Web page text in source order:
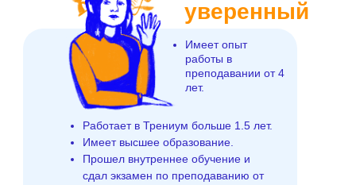
уверенный
Имеет опыт
работы в
преподавании от 4
лет.
Работает в Трениум больше 1.5 лет.
Имеет высшее образование.
Прошел внутреннее обучение и
сдал экзамен по преподаванию от